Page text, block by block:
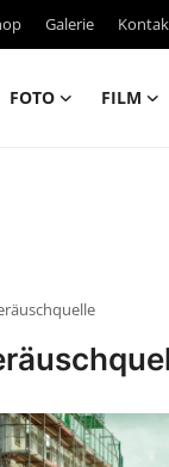
Galerie
FOTO FILM